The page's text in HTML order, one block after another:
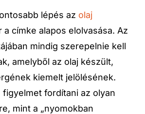
lépés az olaj
a címke alapos elolvasása. Az
mindig szerepelnie kell
amelyből az olaj készült,
kiemelt jelölésének.
figyelmet fordítani az olyan
mint a „nyomokban